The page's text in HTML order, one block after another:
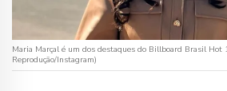
Maria Marçal é um dos destaques do Billboard Brasil Hot
Reprodução/Instagram)